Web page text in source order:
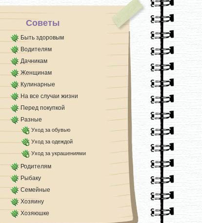
Советы
Быть здоровым
Водителям
Дачникам
Женщинам
Кулинарные
На все случаи жизни
Перед покупкой
Разные
Уход за обувью
Уход за одеждой
Уход за украшениями
Родителям
Рыбаку
Семейные
Хозяину
Хозяюшке